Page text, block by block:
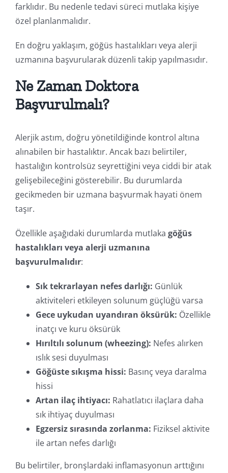
farklıdır. Bu nedenle tedavi süreci mutlaka kişiye
özel planlanmalıdır.
En doğru yaklaşım, göğüs hastalıkları veya alerji
uzmanına başvurularak düzenli takip yapılmasıdır.
Ne Zaman Doktora
Başvurulmalı?
Alerjik astım, doğru yönetildiğinde kontrol altına
alınabilen bir hastalıktır. Ancak bazı belirtiler,
hastalığın kontrolsüz seyrettiğini veya ciddi bir atak
gelişebileceğini gösterebilir. Bu durumlarda
gecikmeden bir uzmana başvurmak hayati önem
taşır.
Özellikle aşağıdaki durumlarda mutlaka göğüs
hastalıkları veya alerji uzmanına
başvurulmalıdır:
Sık tekrarlayan nefes darlığı: Günlük
aktiviteleri etkileyen solunum güçlüğü varsa
Gece uykudan uyandıran öksürük: Özellikle
inatçı ve kuru öksürük
Hırıltılı solunum (wheezing): Nefes alırken
ıslık sesi duyulması
Göğüste sıkışma hissi: Basınç veya daralma
hissi
Artan ilaç ihtiyacı: Rahatlatıcı ilaçlara daha
sık ihtiyaç duyulması
Egzersiz sırasında zorlanma: Fiziksel aktivite
ile artan nefes darlığı
Bu belirtiler, bronşlardaki inflamasyonun arttığını